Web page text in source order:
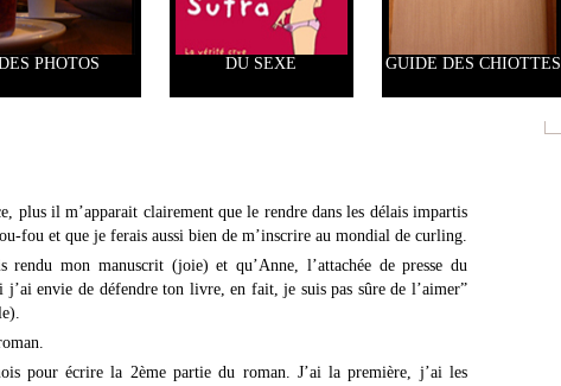
PHOTOS DU SEXE GUIDE DES CHIOTTES
plus il m’apparait clairement que le rendre dans les délais impartis
fou et que je ferais aussi bien de m’inscrire au mondial de curling.
rendu mon manuscrit (joie) et qu’Anne, l’attachée de presse du
envie de défendre ton livre, en fait, je suis pas sûre de l’aimer”
pour écrire la 2ème partie du roman. J’ai la première, j’ai les